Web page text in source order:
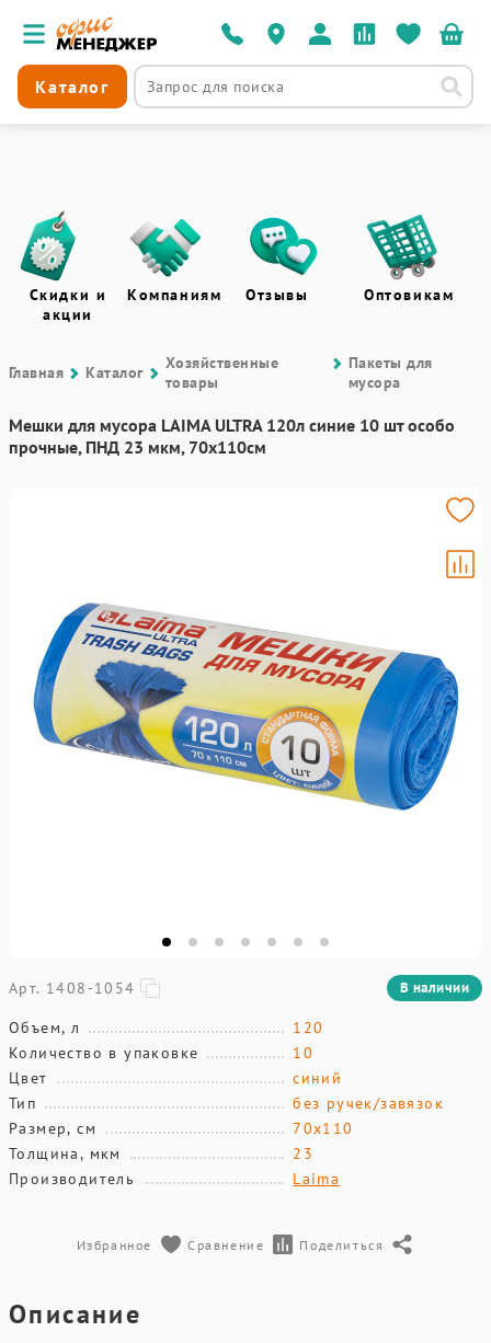
Каталог
Скидки и
акции
Компаниям Отзывы Оптовикам
Главная Каталог
Хозяйственные
товары
Пакеты для
мусора
Мешки для мусора LAIMA ULTRA 120л синие 10 шт особо
прочные, ПНД 23 мкм, 70х110см
Арт. 1408-1054 В наличии
Объем, л
120
Количество в упаковке
10
Цвет
синий
Тип
без ручек/завязок
Размер, см
70х110
Толщина, мкм
23
Производитель
Laima
Избранное Сравнение Поделиться
Описание